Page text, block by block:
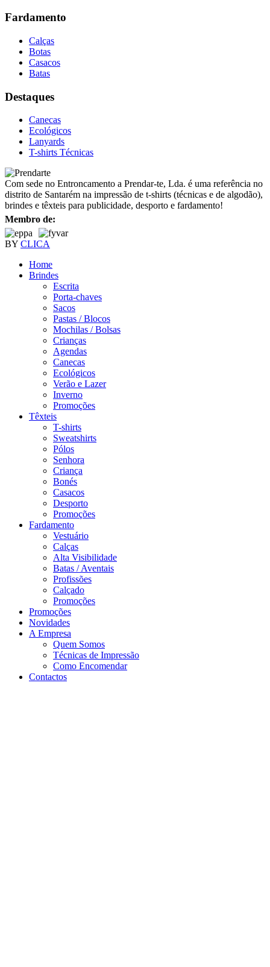
Fardamento
Calças
Botas
Casacos
Batas
Destaques
Canecas
Ecológicos
Lanyards
T-shirts Técnicas
Com sede no Entroncamento a Prendar-te, Lda. é uma referência no
distrito de Santarém na impressão de t-shirts (técnicas e de algodão),
brindes e têxteis para publicidade, desporto e fardamento!
Membro de:
BY CLICA
Home
Brindes
Escrita
Porta-chaves
Sacos
Pastas / Blocos
Mochilas / Bolsas
Crianças
Agendas
Canecas
Ecológicos
Verão e Lazer
Inverno
Promoções
Têxteis
T-shirts
Sweatshirts
Pólos
Senhora
Criança
Bonés
Casacos
Desporto
Promoções
Fardamento
Vestuário
Calças
Alta Visibilidade
Batas / Aventais
Profissões
Calçado
Promoções
Promoções
Novidades
A Empresa
Quem Somos
Técnicas de Impressão
Como Encomendar
Contactos